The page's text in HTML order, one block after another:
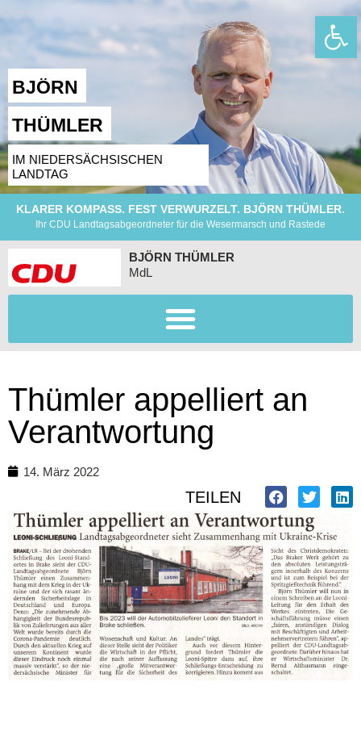
BJÖRN
THÜMLER
IM NIEDERSÄCHSISCHEN
LANDTAG
KLARER KOMPASS. FEST VERWURZELT. BJÖRN THÜMLER.
Ihr CDU Landtagsabgeordneter für die Wesermarsch und Rastede
BJÖRN THÜMLER
MdL
Thümler appelliert an
Verantwortung
14. März 2022
TEILEN